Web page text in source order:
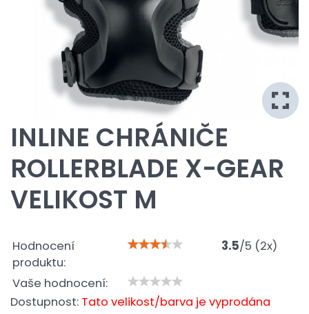
INLINE CHRÁNIČE
ROLLERBLADE X-GEAR
VELIKOST M
Hodnocení
produktu:
3.5/5 (2x)
Vaše hodnocení:
Dostupnost: Tato velikost/barva je vyprodána